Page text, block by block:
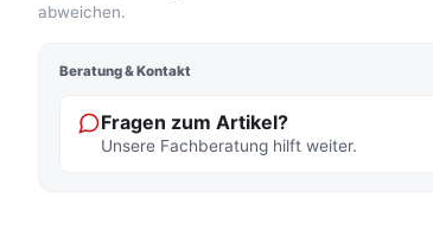
abweichen.
Beratung & Kontakt
Fragen zum Artikel?
Unsere Fachberatung hilft weiter.